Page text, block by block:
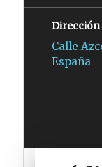
Dirección
Calle
España